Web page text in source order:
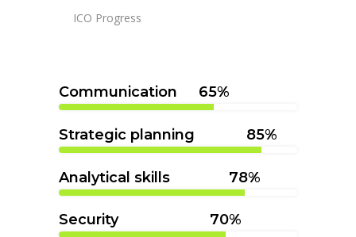
ICO Progress
Communication 65
Strategic planning 85
Analytical skills 78
Security 70